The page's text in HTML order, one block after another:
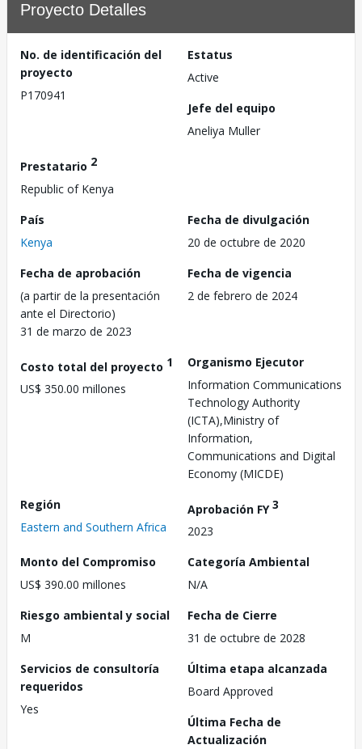
Proyecto Detalles
No. de identificación del
proyecto
P170941
Estatus
Active
Jefe del equipo
Aneliya Muller
Prestatario 2
Republic of Kenya
País
Kenya
Fecha de divulgación
20 de octubre de 2020
Fecha de aprobación
(a partir de la presentación
ante el Directorio)
31 de marzo de 2023
Fecha de vigencia
2 de febrero de 2024
Costo total del proyecto 1
US$ 350.00 millones
Organismo Ejecutor
Information Communications
Technology Authority
(ICTA),Ministry of
Information,
Communications and Digital
Economy (MICDE)
Región
Eastern and Southern Africa
Aprobación FY3
2023
Monto del Compromiso
US$ 390.00 millones
Categoría Ambiental
N/A
Riesgo ambiental y social
M
Fecha de Cierre
31 de octubre de 2028
Servicios de consultoría
requeridos
Yes
Última etapa alcanzada
Board Approved
Última Fecha de
Actualización